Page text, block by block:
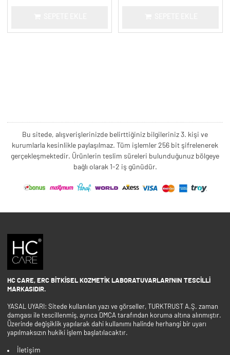
Bu sitede, alışverişlerinizde belirttiğiniz bilgileriniz 3. kişi ve
kurumlarla kesinlikle paylaşılmaz. Tüm işlemler 256 bit şifrelenerek
gerçekleşmektedir. Ürünlerin teslim süreleri bulunduğunuz bölgeye
bağlı olarak 1-2 iş günüdür.
HC CARE, ERC BITKISEL KOZMETIK LABORATUVARLARI'NIN TESCILLI
MARKASIDIR.
YASAL UYARI: Sitede kullanılan yazı ve görseller, TURKTRUST A.Ş. zaman
damgası ile tescillenmiş, ayrıca DMCA tarafından koruma altına alınmıştır.
Üzerinde değişiklik yapılarak dahi kullanımı halinde herhangi bir uyarı
yapılmaksızın hukiki işlem başlatılacaktır.
İletişim